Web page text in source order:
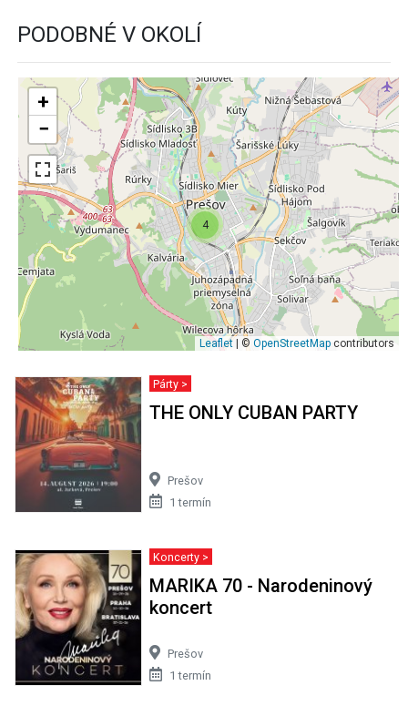
PODOBNÉ V OKOLÍ
4
+
−
Leaflet | © OpenStreetMap contributors
Párty >
THE ONLY CUBAN PARTY
Prešov
1 termín
Koncerty >
MARIKA 70 - Narodeninový
koncert
Prešov
1 termín